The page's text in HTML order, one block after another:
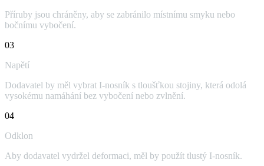
Příruby jsou chráněny, aby se zabránilo místnímu smyku nebo
bočnímu vybočení.
03
Napětí
Dodavatel by měl vybrat I-nosník s tloušťkou stojiny, která odolá
vysokému namáhání bez vybočení nebo zvlnění.
04
Odklon
Aby dodavatel vydržel deformaci, měl by použít tlustý I-nosník.